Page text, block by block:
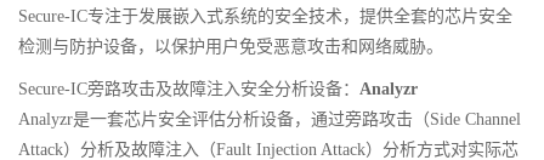
Secure-IC专注于发展嵌入式系统的安全技术，提供全套的芯片安全
检测与防护设备，以保护用户免受恶意攻击和网络威胁。
Secure-IC旁路攻击及故障注入安全分析设备： Analyzr
Analyzr是一套芯片安全评估分析设备，通过旁路攻击（Side Channel
Attack）分析及故障注入（Fault Injection Attack）分析方式对实际芯